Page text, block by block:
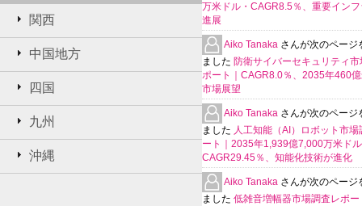
関西
中国地方
四国
九州
沖縄
万米ドル・CAGR8.5％、重要イン
進展
Aiko Tanaka さんが次のページ
ました 防衛サイバーセキュリティ
ポート｜CAGR8.0％、2035年460
市場展望
Aiko Tanaka さんが次のページ
ました 人工知能（AI）ロボット市場
ート｜2035年1,939億7,000万米ド
CAGR29.45％、知能化技術が進化
Aiko Tanaka さんが次のページ
ました 低雑音増幅器市場調査レポー